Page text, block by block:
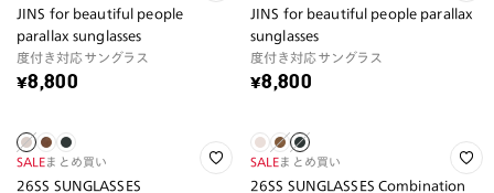
JINS for beautiful people
parallax sunglasses
度付き対応サングラス
¥8,800
JINS for beautiful people parallax
sunglasses
度付き対応サングラス
¥8,800
SALEまとめ買い
26SS SUNGLASSES
SALEまとめ買い
26SS SUNGLASSES Combination